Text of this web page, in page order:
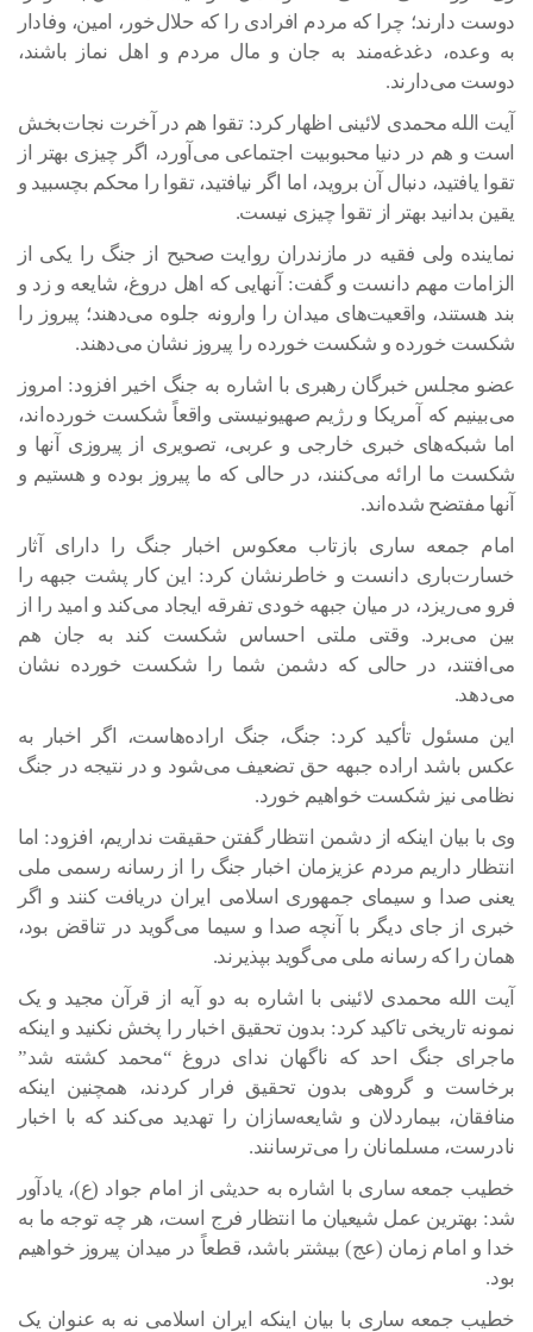
دوست دارند؛ چرا که مردم افرادی را که حلال‌خور، امین، وفادار
به وعده، دغدغه‌مند به جان و مال مردم و اهل نماز باشند،
دوست می‌دارند.
آیت الله محمدی لائینی اظهار کرد: تقوا هم در آخرت نجات‌بخش
است و هم در دنیا محبوبیت اجتماعی می‌آورد، اگر چیزی بهتر از
تقوا یافتید، دنبال آن بروید، اما اگر نیافتید، تقوا را محکم بچسبید و
یقین بدانید بهتر از تقوا چیزی نیست.
نماینده ولی فقیه در مازندران روایت صحیح از جنگ را یکی از
الزامات مهم دانست و گفت: آنهایی که اهل دروغ، شایعه و زد و
بند هستند، واقعیت‌های میدان را وارونه جلوه می‌دهند؛ پیروز را
شکست خورده و شکست خورده را پیروز نشان می‌دهند.
عضو مجلس خبرگان رهبری با اشاره به جنگ اخیر افزود: امروز
می‌بینیم که آمریکا و رژیم صهیونیستی واقعاً شکست خورده‌اند،
اما شبکه‌های خبری خارجی و عربی، تصویری از پیروزی آنها و
شکست ما ارائه می‌کنند، در حالی که ما پیروز بوده و هستیم و
آنها مفتضح شده‌اند.
امام جمعه ساری بازتاب معکوس اخبار جنگ را دارای آثار
خسارت‌باری دانست و خاطرنشان کرد: این کار پشت جبهه را
فرو می‌ریزد، در میان جبهه خودی تفرقه ایجاد می‌کند و امید را از
بین می‌برد. وقتی ملتی احساس شکست کند به جان هم
می‌افتند، در حالی که دشمن شما را شکست خورده نشان
می‌دهد.
این مسئول تأکید کرد: جنگ، جنگ اراده‌هاست، اگر اخبار به
عکس باشد اراده جبهه حق تضعیف می‌شود و در نتیجه در جنگ
نظامی نیز شکست خواهیم خورد.
وی با بیان اینکه از دشمن انتظار گفتن حقیقت نداریم، افزود: اما
انتظار داریم مردم عزیزمان اخبار جنگ را از رسانه رسمی ملی
یعنی صدا و سیمای جمهوری اسلامی ایران دریافت کنند و اگر
خبری از جای دیگر با آنچه صدا و سیما می‌گوید در تناقض بود،
همان را که رسانه ملی می‌گوید بپذیرند.
آیت الله محمدی لائینی با اشاره به دو آیه از قرآن مجید و یک
نمونه تاریخی تاکید کرد: بدون تحقیق اخبار را پخش نکنید و اینکه
ماجرای جنگ احد که ناگهان ندای دروغ “محمد کشته شد”
برخاست و گروهی بدون تحقیق فرار کردند، همچنین اینکه
منافقان، بیماردلان و شایعه‌سازان را تهدید می‌کند که با اخبار
نادرست، مسلمانان را می‌ترسانند.
خطیب جمعه ساری با اشاره به حدیثی از امام جواد (ع)، یادآور
شد: بهترین عمل شیعیان ما انتظار فرج است، هر چه توجه ما به
خدا و امام زمان (عج) بیشتر باشد، قطعاً در میدان پیروز خواهیم
بود.
خطیب جمعه ساری با بیان اینکه ایران اسلامی نه به عنوان یک